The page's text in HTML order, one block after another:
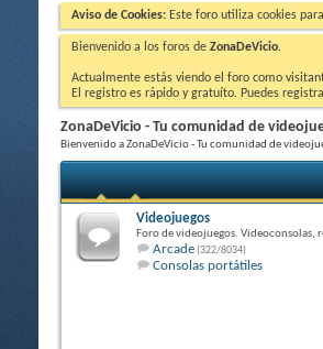
Aviso de Cookies: Este foro utiliza cookies
Bienvenido a los foros de ZonaDeVicio.
Actualmente estás viendo el foro como
El registro es rápido y gratuíto. Puedes
ZonaDeVicio - Tu comunidad de
Bienvenido a ZonaDeVicio - Tu comunidad de
Videojuegos
Foro de videojuegos.
Arcade(322/8034)
Consolas portátiles